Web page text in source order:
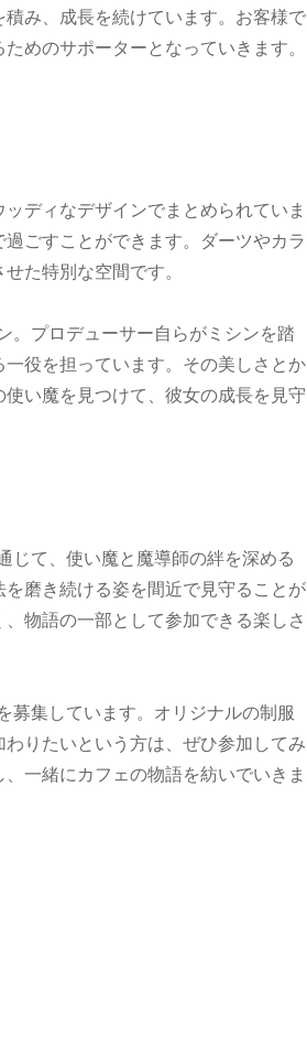
み、成長を続けています。お客様で
めのサポーターとなっていきます。
ディなデザインでまとめられていま
ごすことができます。ダーツやカラ
た特別な空間です。
。プロデューサー自らがミシンを踏
役を担っています。その美しさとか
い魔を見つけて、彼女の成長を見守
じて、使い魔と魔導師の絆を深める
磨き続ける姿を間近で見守ることが
物語の一部として参加できる楽しさ
募集しています。オリジナルの制服
りたいという方は、ぜひ参加してみ
一緒にカフェの物語を紡いでいきま